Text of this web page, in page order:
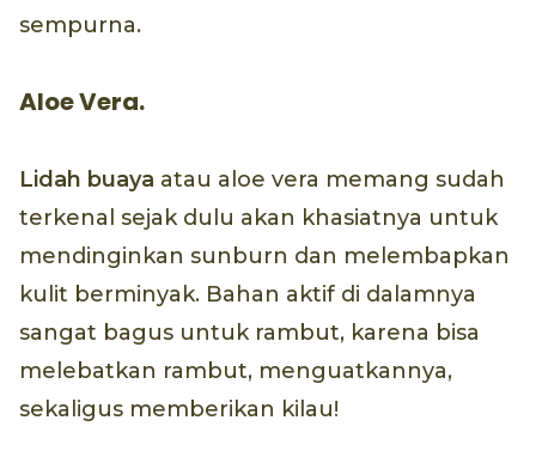
sempurna.
Aloe Vera.
Lidah buaya atau aloe vera memang sudah
terkenal sejak dulu akan khasiatnya untuk
mendinginkan sunburn dan melembapkan
kulit berminyak. Bahan aktif di dalamnya
sangat bagus untuk rambut, karena bisa
melebatkan rambut, menguatkannya,
sekaligus memberikan kilau!